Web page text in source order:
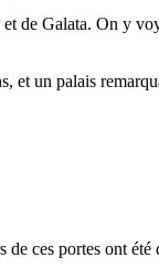
de Galata. On y
un palais
ces portes ont été